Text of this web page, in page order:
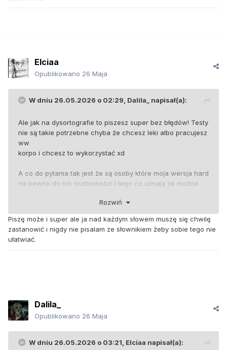
Elciaa
Opublikowano 26 Maja
W dniu 26.05.2026 o 02:29, Dalila_ napisał(a):
Ale jak na dysortografie to piszesz super bez błędów! Testy
nie są takie potrzebne chyba że chcesz leki albo pracujesz
ww
korpo i chcesz to wykorzystać xd
A co do pytania tak jest że są osoby które moja wersja hard
na pewno do ich osobowości i tego co uznają ze można
Rozwiń
Piszę może i super ale ja nad każdym słowem muszę się chwilę
zastanowić i nigdy nie pisalam ze słownikiem żeby sobie tego nie
ułatwiać.
Dalila_
Opublikowano 26 Maja
W dniu 26.05.2026 o 03:21, Elciaa napisał(a):